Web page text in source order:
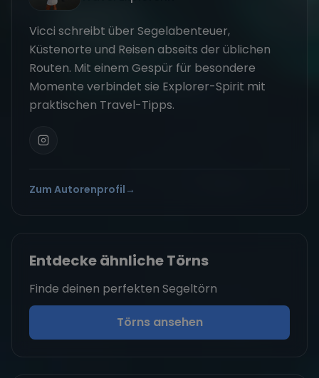
Vicci schreibt über Segelabenteuer,
Küstenorte und Reisen abseits der üblichen
Routen. Mit einem Gespür für besondere
Momente verbindet sie Explorer-Spirit mit
praktischen Travel-Tipps.
Zum Autorenprofil →
Entdecke ähnliche Törns
Finde deinen perfekten Segeltörn
Törns ansehen